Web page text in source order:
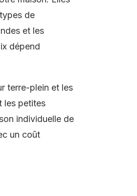
de
et les
dépend
terre-plein et les
les petites
individuelle de
un coût